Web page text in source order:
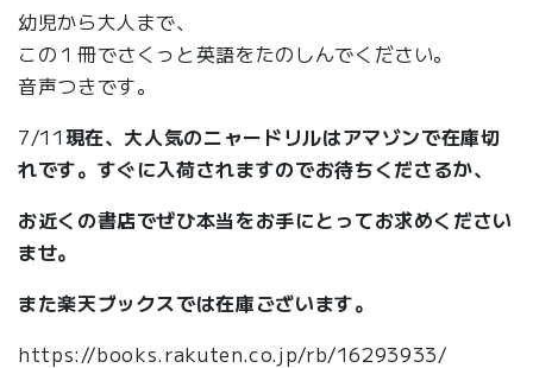
幼児から大人まで、
この１冊でさくっと英語をたのしんでください。
音声つきです。
7/11現在、大人気のニャードリルはアマゾンで在庫切
れです。すぐに入荷されますのでお待ちくださるか、
お近くの書店でぜひ本当をお手にとってお求めください
ませ。
また楽天ブックスでは在庫ございます。
https://books.rakuten.co.jp/rb/16293933/